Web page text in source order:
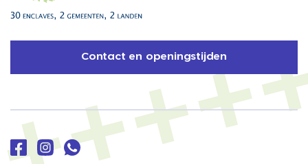
Contact en openingstijden